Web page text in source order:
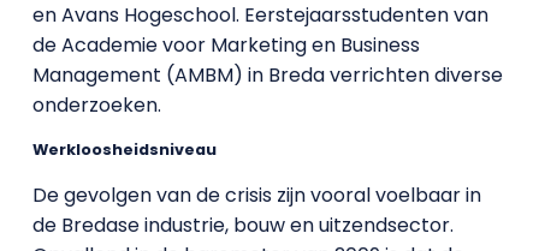
en Avans Hogeschool. Eerstejaarsstudenten van
de Academie voor Marketing en Business
Management (AMBM) in Breda verrichten diverse
onderzoeken.
Werkloosheidsniveau
De gevolgen van de crisis zijn vooral voelbaar in
de Bredase industrie, bouw en uitzendsector.